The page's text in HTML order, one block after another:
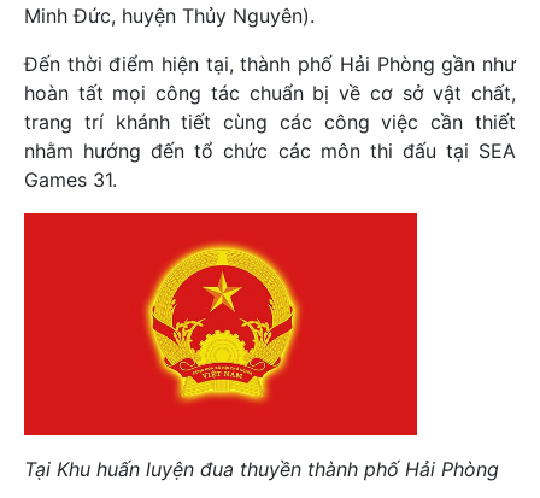
Minh Đức, huyện Thủy Nguyên).
Đến thời điểm hiện tại, thành phố Hải Phòng gần như
hoàn tất mọi công tác chuẩn bị về cơ sở vật chất,
trang trí khánh tiết cùng các công việc cần thiết
nhằm hướng đến tổ chức các môn thi đấu tại SEA
Games 31.
Tại Khu huấn luyện đua thuyền thành phố Hải Phòng